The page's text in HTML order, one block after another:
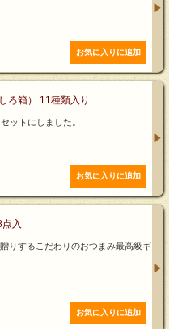
ろ箱） 11種類入り
ットにしました。
点入
りするこだわりのおつまみ最高級ギ